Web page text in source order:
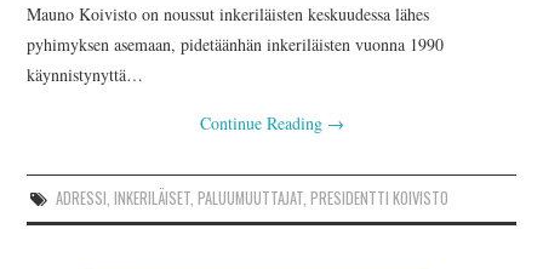
Mauno Koivisto on noussut inkeriläisten keskuudessa lähes
pyhimyksen asemaan, pidetäänhän inkeriläisten vuonna 1990
käynnistynyttä…
Continue Reading →
ADRESSI INKERILÄISET, PALUUMUUTTAJAT, PRESIDENTTI KOIVISTO